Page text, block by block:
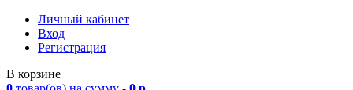
Личный кабинет
Вход
Регистрация
В корзине